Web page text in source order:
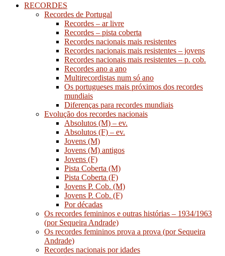
RECORDES
Recordes de Portugal
Recordes – ar livre
Recordes – pista coberta
Recordes nacionais mais resistentes
Recordes nacionais mais resistentes – jovens
Recordes nacionais mais resistentes – p. cob.
Recordes ano a ano
Multirecordistas num só ano
Os portugueses mais próximos dos recordes
mundiais
Diferenças para recordes mundiais
Evolução dos recordes nacionais
Absolutos (M) – ev.
Absolutos (F) – ev.
Jovens (M)
Jovens (M) antigos
Jovens (F)
Pista Coberta (M)
Pista Coberta (F)
Jovens P. Cob. (M)
Jovens P. Cob. (F)
Por décadas
Os recordes femininos e outras histórias – 1934/1963
(por Sequeira Andrade)
Os recordes femininos prova a prova (por Sequeira
Andrade)
Recordes nacionais por idades